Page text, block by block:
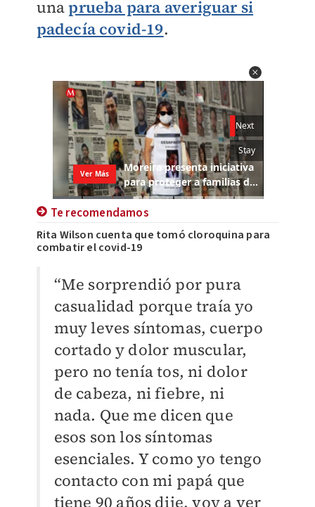
unaprueba para averiguar si
padecía covid-19.
Te recomendamos
Rita Wilson cuenta que tomó cloroquina para
combatir el covid-19
“Me sorprendió por pura
casualidad porque traía yo
muy leves síntomas, cuerpo
cortado y dolor muscular,
pero no tenía tos, ni dolor
de cabeza, ni fiebre, ni
nada. Que me dicen que
esos son los síntomas
esenciales. Y como yo tengo
contacto con mi papá que
tiene 90 años dije, voy a ver